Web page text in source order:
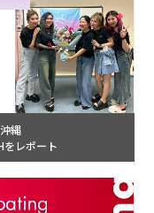
縄
をレポート